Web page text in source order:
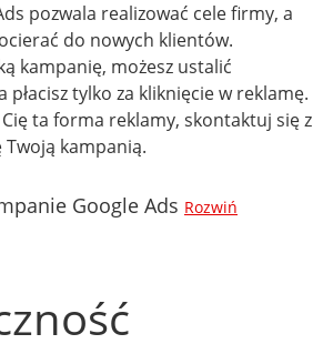
pozwala realizować cele firmy, a
do nowych klientów.
kampanię, możesz ustalić
płacisz tylko za kliknięcie w reklamę.
Cię ta forma reklamy, skontaktuj się z
Twoją kampanią.
Google Ads Rozwiń